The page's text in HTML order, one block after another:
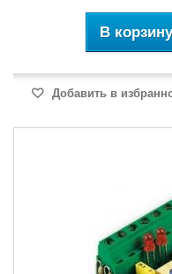
В корзину
Добавить в